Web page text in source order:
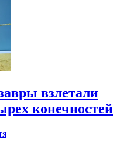
взлетали
конечностей